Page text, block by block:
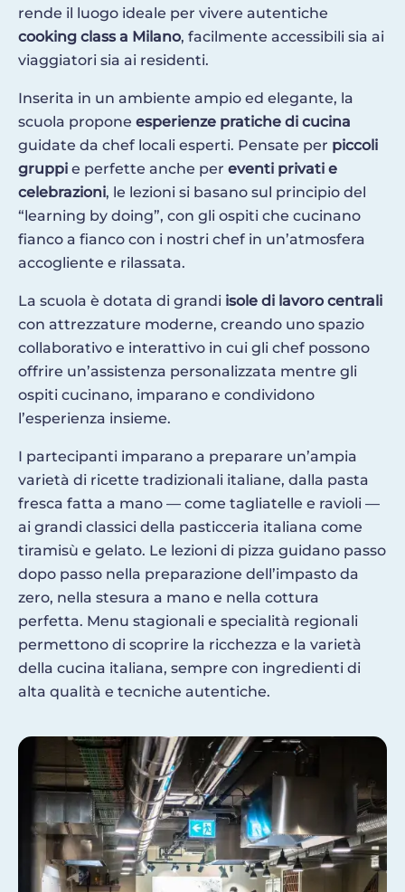
rende il luogo ideale per vivere autentiche
cooking class a Milano, facilmente accessibili sia ai
viaggiatori sia ai residenti.
Inserita in un ambiente ampio ed elegante, la
scuola propone esperienze pratiche di cucina
guidate da chef locali esperti. Pensate per piccoli
gruppi e perfette anche per eventi privati e
celebrazioni, le lezioni si basano sul principio del
“learning by doing”, con gli ospiti che cucinano
fianco a fianco con i nostri chef in un’atmosfera
accogliente e rilassata.
La scuola è dotata di grandi isole di lavoro centrali
con attrezzature moderne, creando uno spazio
collaborativo e interattivo in cui gli chef possono
offrire un’assistenza personalizzata mentre gli
ospiti cucinano, imparano e condividono
l’esperienza insieme.
I partecipanti imparano a preparare un’ampia
varietà di ricette tradizionali italiane, dalla pasta
fresca fatta a mano — come tagliatelle e ravioli —
ai grandi classici della pasticceria italiana come
tiramisù e gelato. Le lezioni di pizza guidano passo
dopo passo nella preparazione dell’impasto da
zero, nella stesura a mano e nella cottura
perfetta. Menu stagionali e specialità regionali
permettono di scoprire la ricchezza e la varietà
della cucina italiana, sempre con ingredienti di
alta qualità e tecniche autentiche.
Image